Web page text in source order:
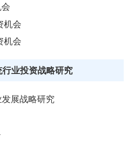
机会
机会
业投资战略研究
展战略研究